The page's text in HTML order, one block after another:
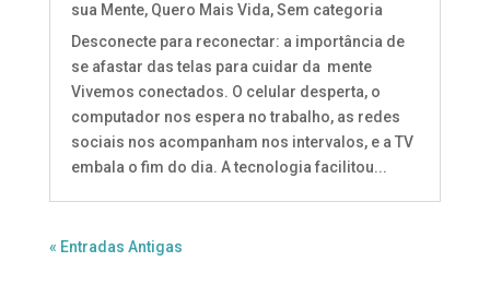
sua Mente, Quero Mais Vida,Sem categoria
Desconecte para reconectar: a importância de
se afastar das telas para cuidar da mente
Vivemos conectados. O celular desperta, o
computador nos espera no trabalho, as redes
sociais nos acompanham nos intervalos, e a TV
embala o fim do dia. A tecnologia facilitou...
« Entradas Antigas